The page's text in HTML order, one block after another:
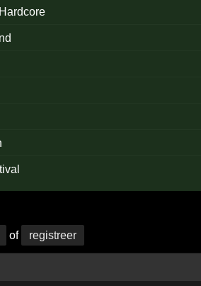
of registreer